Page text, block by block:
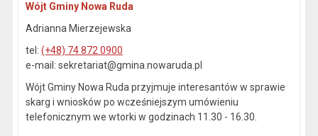
Wójt Gminy Nowa Ruda
Adrianna Mierzejewska
tel:(+48) 74 872 0900
e-mail: sekretariat@gmina.nowaruda.pl
Wójt Gminy Nowa Ruda przyjmuje interesantów w sprawie
skarg i wniosków po wcześniejszym umówieniu
telefonicznym we wtorki w godzinach 11.30 - 16.30.